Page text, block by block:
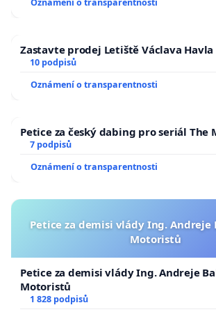
Oznámení o transparentnosti
Zastavte prodej Letiště Václava Havla
10 podpisů
Oznámení o transparentnosti
Petice za český dabing pro seriál The
7 podpisů
Oznámení o transparentnosti
Petice za demisi vlády Ing. Andreje
Motoristů
Petice za demisi vlády Ing. Andreje
Motoristů
1 828 podpisů